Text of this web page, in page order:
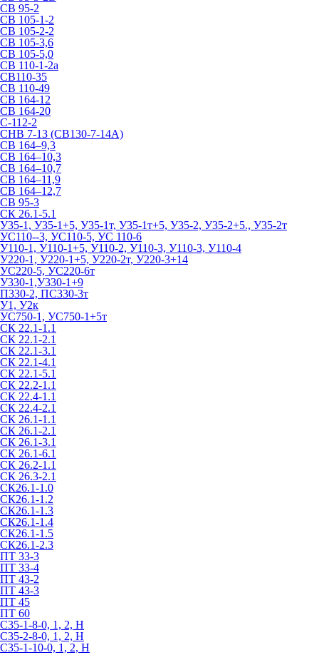
СВ 95-2
СВ 105-1-2
СВ 105-2-2
СВ 105-3,6
СВ 105-5,0
СВ 110-1-2а
СВ110-35
СВ 110-49
СВ 164-12
СВ 164-20
С-112-2
СНВ 7-13 (СВ130-7-14А)
СВ 164–9,3
СВ 164–10,3
СВ 164–10,7
СВ 164–11,9
СВ 164–12,7
СВ 95-3
СК 26.1-5.1
У35-1, У35-1+5, У35-1т, У35-1т+5, У35-2, У35-2+5., У35-2т
УС110--3, УС110-5, УС 110-6
У110-1, У110-1+5, У110-2, У110-3, У110-3, У110-4
У220-1, У220-1+5, У220-2т, У220-3+14
УС220-5, УС220-6т
У330-1,У330-1+9
П330-2, ПС330-3т
У1, У2к
УС750-1, УС750-1+5т
СК 22.1-1.1
СК 22.1-2.1
СК 22.1-3.1
СК 22.1-4.1
СК 22.1-5.1
СК 22.2-1.1
СК 22.4-1.1
СК 22.4-2.1
СК 26.1-1.1
СК 26.1-2.1
СК 26.1-3.1
СК 26.1-6.1
СК 26.2-1.1
СК 26.3-2.1
СК26.1-1.0
СК26.1-1.2
СК26.1-1.3
СК26.1-1.4
СК26.1-1.5
СК26.1-2.3
ПТ 33-3
ПТ 33-4
ПТ 43-2
ПТ 43-3
ПТ 45
ПТ 60
С35-1-8-0, 1, 2, Н
С35-2-8-0, 1, 2, Н
С35-1-10-0, 1, 2, Н